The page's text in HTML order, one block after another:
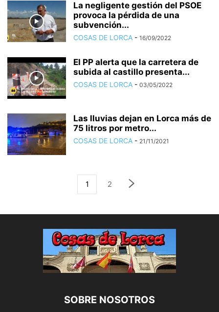
La negligente gestión del PSOE
provoca la pérdida de una
subvención...
COSAS DE LORCA - 16/09/2022
El PP alerta que la carretera de
subida al castillo presenta...
COSAS DE LORCA - 03/05/2022
Las lluvias dejan en Lorca más de
75 litros por metro...
COSAS DE LORCA - 21/11/2021
1 2
SOBRE NOSOTROS